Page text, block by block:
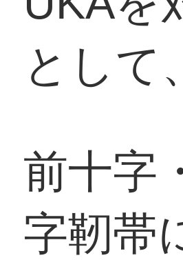
として、
前十字
字靭帯